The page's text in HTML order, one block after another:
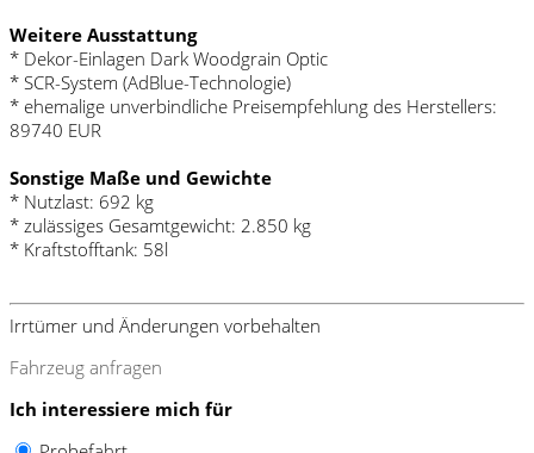
Weitere Ausstattung
* Dekor-Einlagen Dark Woodgrain Optic
* SCR-System (AdBlue-Technologie)
* ehemalige unverbindliche Preisempfehlung des Herstellers:
89740 EUR
Sonstige Maße und Gewichte
* Nutzlast: 692 kg
* zulässiges Gesamtgewicht: 2.850 kg
* Kraftstofftank: 58l
Irrtümer und Änderungen vorbehalten
Fahrzeug anfragen
Ich interessiere mich für